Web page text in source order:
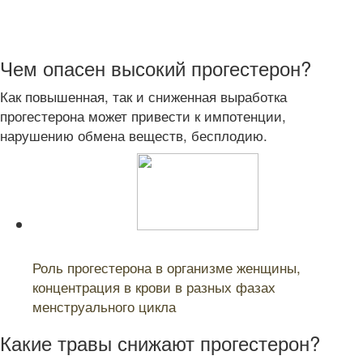
Чем опасен высокий прогестерон?
Как повышенная, так и сниженная выработка
прогестерона может привести к импотенции,
нарушению обмена веществ, бесплодию.
Роль прогестерона в организме женщины,
концентрация в крови в разных фазах
менструального цикла
Какие травы снижают прогестерон?